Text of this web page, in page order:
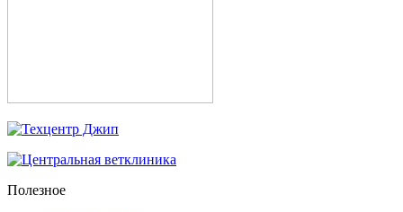
Полезное